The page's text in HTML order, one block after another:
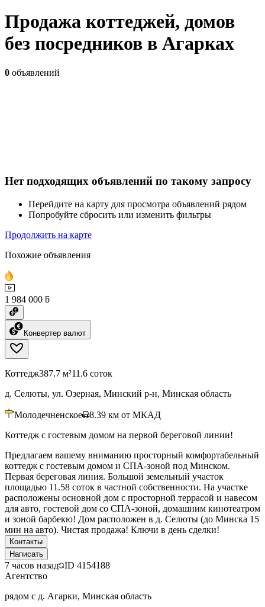
Продажа коттеджей, домов
без посредников в Агарках
0 объявлений
Нет подходящих объявлений по такому запросу
Перейдите на карту для просмотра объявлений рядом
Попробуйте сбросить или изменить фильтры
Продолжить на карте
Похожие объявления
1 984 000 ƃ
Конвертер валют
Коттедж387.7 м²11.6 соток
д. Селюты, ул. Озерная, Минский р-н, Минская область
Молодечненское 8.39 км от МКАД
Коттедж с гостевым домом на первой береговой линии!
Предлагаем вашему вниманию просторный комфортабельный
коттедж с гостевым домом и СПА-зоной под Минском.
Первая береговая линия. Большой земельный участок
площадью 11.58 соток в частной собственности. На участке
расположены основной дом с просторной террасой и навесом
для авто, гостевой дом со СПА-зоной, домашним кинотеатром
и зоной барбекю! Дом расположен в д. Селюты (до Минска 15
мин на авто). Чистая продажа! Ключи в день сделки!
Контакты
Написать
7 часов назад ID 4154188
Агентство
рядом с д. Агарки, Минская область